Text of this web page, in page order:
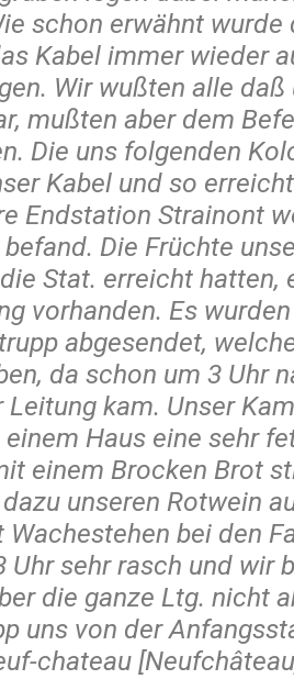
schon erwähnt wurde
Kabel immer wieder
Wir wußten alle
mußten aber dem
Die uns folgenden
Kabel und so
Endstation Strainont
befand. Die Früchte
Stat. erreicht hatten,
vorhanden. Es
abgesendet,
da schon um 3 Uhr
Leitung kam. Unser
einem Haus eine sehr
einem Brocken Brot
unseren Rotwein
bei den
Uhr sehr rasch und wir
die ganze Ltg. nicht
uns von der
chateau